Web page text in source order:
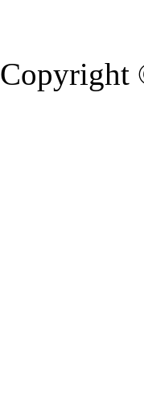
Copyright